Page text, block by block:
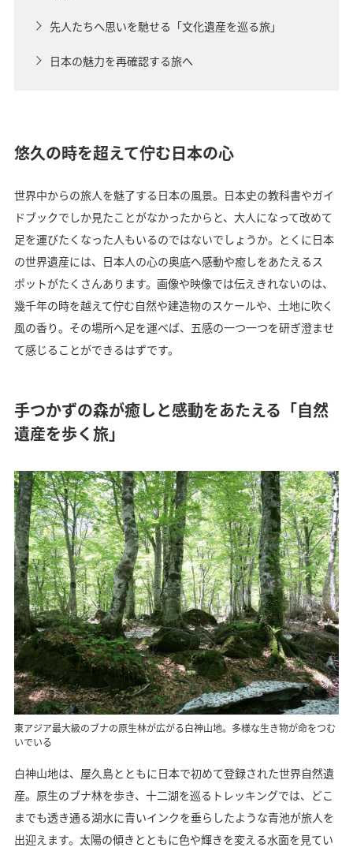
先人たちへ思いを馳せる「文化遺産を巡る旅」
日本の魅力を再確認する旅へ
悠久の時を超えて佇む日本の心
世界中からの旅人を魅了する日本の風景。日本史の教科書やガイ
ドブックでしか見たことがなかったからと、大人になって改めて
足を運びたくなった人もいるのではないでしょうか。とくに日本
の世界遺産には、日本人の心の奥底へ感動や癒しをあたえるス
ポットがたくさんあります。画像や映像では伝えきれないのは、
幾千年の時を越えて佇む自然や建造物のスケールや、土地に吹く
風の香り。その場所へ足を運べば、五感の一つ一つを研ぎ澄ませ
て感じることができるはずです。
手つかずの森が癒しと感動をあたえる「自然
遺産を歩く旅」
東アジア最大級のブナの原生林が広がる白神山地。多様な生き物が命をつむ
いでいる
白神山地は、屋久島とともに日本で初めて登録された世界自然遺
産。原生のブナ林を歩き、十二湖を巡るトレッキングでは、どこ
までも透き通る湖水に青いインクを垂らしたような青池が旅人を
出迎えます。太陽の傾きとともに色や輝きを変える水面を見てい